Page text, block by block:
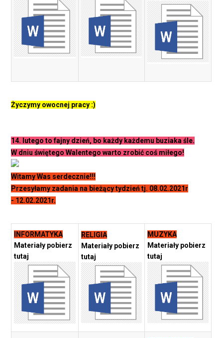
Życzymy owocnej pracy :)
14. lutego to fajny dzień, bo każdy każdemu buziaka śle.
W dniu świętego Walentego warto zrobić coś miłego!
Witamy Was serdecznie!!!
Przesyłamy zadania na bieżący tydzień tj. 08.02.2021r
- 12.02.2021r.
INFORMATYKA
Materiały pobierz
tutaj
RELIGIA
Materiały pobierz
tutaj
MUZYKA
Materiały pobierz
tutaj